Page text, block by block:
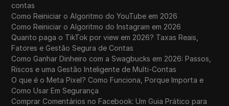
contas
Como Reiniciar o Algoritmo do YouTube em 2026
Como Reiniciar o Algoritmo do Instagram em 2026
Quanto paga o TikTok por view em 2026? Taxas Reais,
Fatores e Gestão Segura de Contas
Como Ganhar Dinheiro com a Swagbucks em 2026: Passos,
Riscos e uma Gestão Inteligente de Multi-Contas
O que é o Meta Pixel? Como Funciona, Porque Importa e
Como Usar Em Segurança
Comprar Comentários no Facebook: Um Guia Prático para